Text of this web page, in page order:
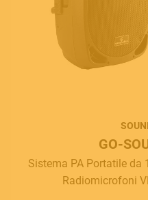
GO-
Sistema PA Portatile da
Radiomicrofoni